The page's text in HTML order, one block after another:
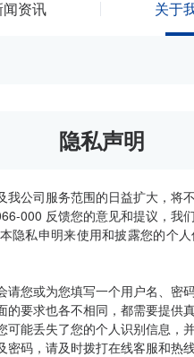
闻资讯 关于
隐私声明
公司服务范围的日益扩大，将
000 反馈您的意见和提议，我
隐私申明来使用和披露您的个
您或为您填写一个用户名、密
要求也各不相同，都需要提供
能丢失了您的个人识别信息，
码，请及时拨打在线客服和